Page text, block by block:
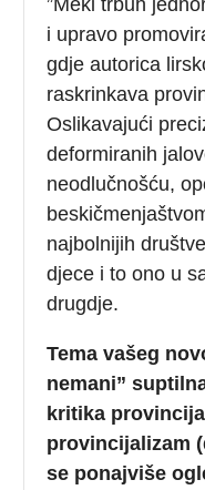
i upravo
gdje autorica
raskrinkava
Oslikavajući
deformiranih
neodlučnošću,
najbolnijih
djece i to ono u
drugdje.
Tema vašeg
nemani”
kritika
provincijalizam
se ponajviše